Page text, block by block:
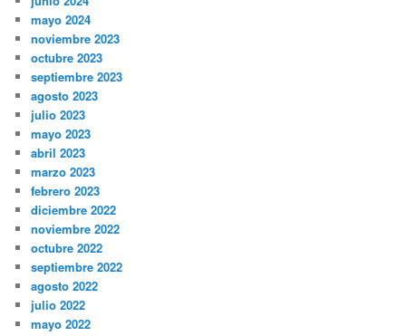
mayo 2024
noviembre 2023
octubre 2023
septiembre 2023
agosto 2023
julio 2023
mayo 2023
abril 2023
marzo 2023
febrero 2023
diciembre 2022
noviembre 2022
octubre 2022
septiembre 2022
agosto 2022
julio 2022
mayo 2022